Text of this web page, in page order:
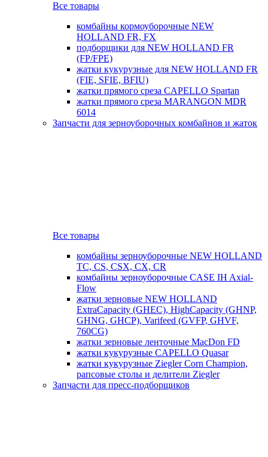
Все товары
комбайны кормоуборочные NEW
HOLLAND FR, FX
подборщики для NEW HOLLAND FR
(FP/FPE)
жатки кукурузные для NEW HOLLAND FR
(FIE, SFIE, BFIU)
жатки прямого среза CAPELLO Spartan
жатки прямого среза MARANGON MDR
6014
Запчасти для зерноуборочных комбайнов и жаток
Все товары
комбайны зерноуборочные NEW HOLLAND
TC, CS, CSX, CX, CR
комбайны зерноуборочные CASE IH Axial-
Flow
жатки зерновые NEW HOLLAND
ExtraCapacity (GHEC), HighCapacity (GHNP,
GHNG, GHCP), Varifeed (GVFP, GHVF,
760CG)
жатки зерновые ленточные MacDon FD
жатки кукурузные CAPELLO Quasar
жатки кукурузные Ziegler Corn Champion,
рапсовые столы и делители Ziegler
Запчасти для пресс-подборщиков